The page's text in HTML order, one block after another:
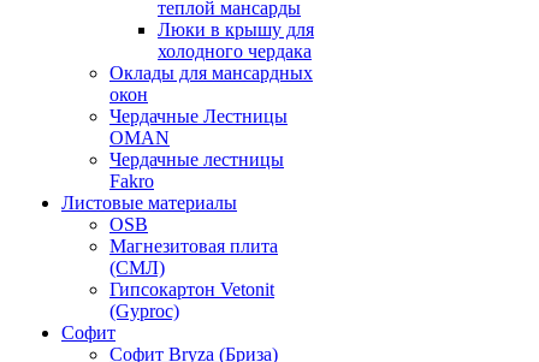
теплой мансарды
Люки в крышу для
холодного чердака
Оклады для мансардных
окон
Чердачные Лестницы
OMAN
Чердачные лестницы
Fakro
Листовые материалы
OSB
Магнезитовая плита
(СМЛ)
Гипсокартон Vetonit
(Gyproc)
Софит
Софит Bryza (Бриза)